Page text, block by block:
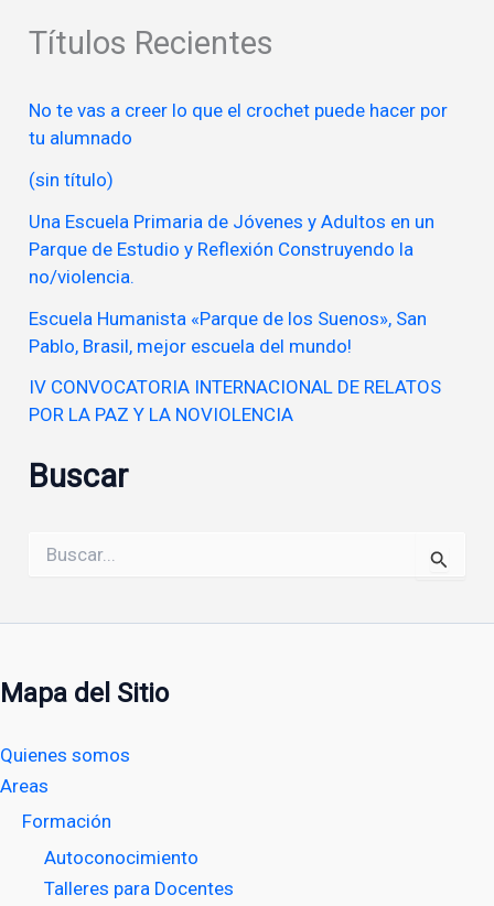
Títulos Recientes
No te vas a creer lo que el crochet puede hacer por
tu alumnado
(sin título)
Una Escuela Primaria de Jóvenes y Adultos en un
Parque de Estudio y Reflexión Construyendo la
no/violencia.
Escuela Humanista «Parque de los Suenos», San
Pablo, Brasil, mejor escuela del mundo!
IV CONVOCATORIA INTERNACIONAL DE RELATOS
POR LA PAZ Y LA NOVIOLENCIA
Buscar
por:
Mapa del Sitio
Quienes somos
Areas
Formación
Autoconocimiento
Talleres para Docentes